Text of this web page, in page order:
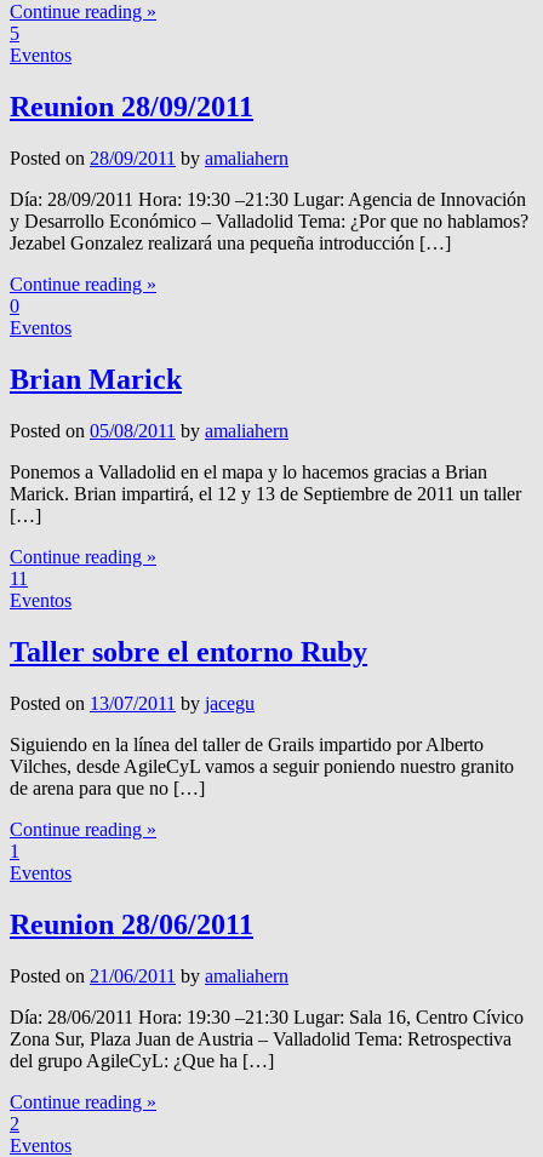
Continue reading »
5
Eventos
Reunion 28/09/2011
Posted on 28/09/2011 by amaliahern
Día: 28/09/2011 Hora: 19:30 –21:30 Lugar: Agencia de Innovación
y Desarrollo Económico – Valladolid Tema: ¿Por que no hablamos?
Jezabel Gonzalez realizará una pequeña introducción […]
Continue reading »
0
Eventos
Brian Marick
Posted on 05/08/2011 by amaliahern
Ponemos a Valladolid en el mapa y lo hacemos gracias a Brian
Marick. Brian impartirá, el 12 y 13 de Septiembre de 2011 un taller
[…]
Continue reading »
11
Eventos
Taller sobre el entorno Ruby
Posted on 13/07/2011 by jacegu
Siguiendo en la línea del taller de Grails impartido por Alberto
Vilches, desde AgileCyL vamos a seguir poniendo nuestro granito
de arena para que no […]
Continue reading »
1
Eventos
Reunion 28/06/2011
Posted on 21/06/2011 by amaliahern
Día: 28/06/2011 Hora: 19:30 –21:30 Lugar: Sala 16, Centro Cívico
Zona Sur, Plaza Juan de Austria – Valladolid Tema: Retrospectiva
del grupo AgileCyL: ¿Que ha […]
Continue reading »
2
Eventos